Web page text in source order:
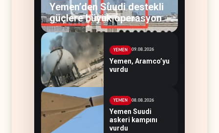
Yemen’den Suudi destekli
güçlere büyük operasyon
YEMEN 09.08.2026
Yemen, Aramco’yu
vurdu
YEMEN 08.08.2026
Yemen Suudi
askeri kampını
vurdu